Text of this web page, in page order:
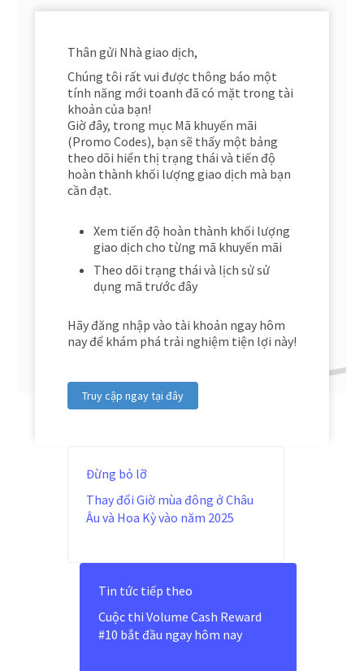
Thân gửi Nhà giao dịch,
Chúng tôi rất vui được thông báo một
tính năng mới toanh đã có mặt trong tài
khoản của bạn!
Giờ đây, trong mục Mã khuyến mãi
(Promo Codes), bạn sẽ thấy một bảng
theo dõi hiển thị trạng thái và tiến độ
hoàn thành khối lượng giao dịch mà bạn
cần đạt.
Xem tiến độ hoàn thành khối lượng
giao dịch cho từng mã khuyến mãi
Theo dõi trạng thái và lịch sử sử
dụng mã trước đây
Hãy đăng nhập vào tài khoản ngay hôm
nay để khám phá trải nghiệm tiện lợi này!
Truy cập ngay tại đây
Đừng bỏ lỡ
Thay đổi Giờ mùa đông ở Châu
Âu và Hoa Kỳ vào năm 2025
Tin tức tiếp theo
Cuộc thi Volume Cash Reward
#10 bắt đầu ngay hôm nay